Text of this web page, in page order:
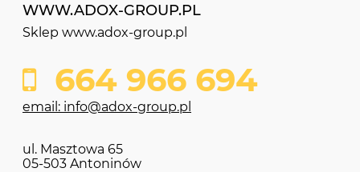
WWW.ADOX-GROUP.PL
Sklep www.adox-group.pl
664 966 694
email: info@adox-group.pl
ul. Masztowa 65
05-503 Antoninów